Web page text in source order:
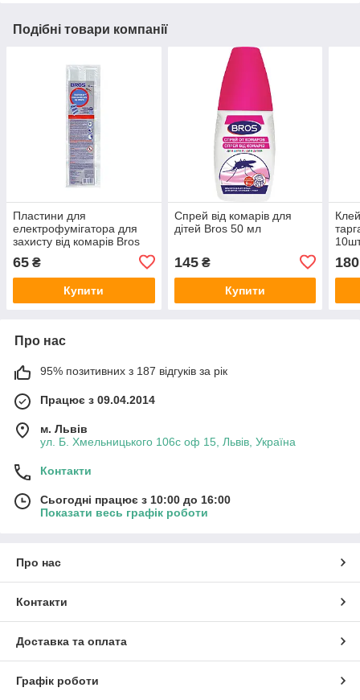
Подібні товари компанії
Пластини для
електрофумігатора для
захисту від комарів Bros
65 ₴
Купити
Спрей від комарів для
дітей Bros 50 мл
145₴
Купити
180
Про нас
95% позитивних з 187 відгуків за рік
Працює з 09.04.2014
м. Львів
ул. Б. Хмельницького 106с оф 15, Львів, Україна
Контакти
Сьогодні працює з 10:00 до 16:00
Показати весь графік роботи
Про нас
Контакти
Доставка та оплата
Графік роботи